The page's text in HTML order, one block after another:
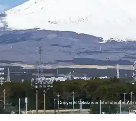
Copyright©Sakuramichi-futonten All